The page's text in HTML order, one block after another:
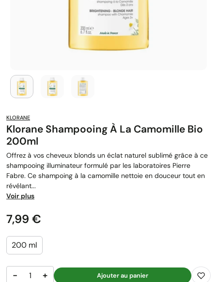
KLORANE
Klorane Shampooing À La Camomille Bio
200ml
Offrez à vos cheveux blonds un éclat naturel sublimé grâce à ce
shampooing illuminateur formulé par les laboratoires Pierre
Fabre. Ce shampoing à la camomille nettoie en douceur tout en
révélant...
Voir plus
Prix
7,99 €
200 ml
− + Ajouter au panier